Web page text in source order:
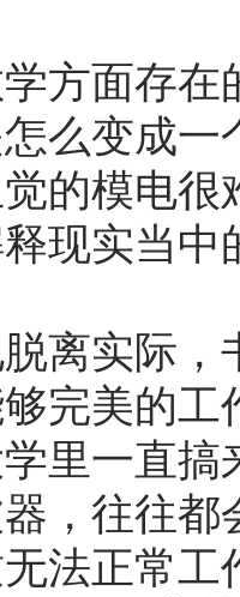
方面存
么变成
的模电
现实当中
离实际
完美的
里一直搞
，往往
法正常